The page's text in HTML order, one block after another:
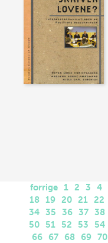
forrige 1 2 3 4
18 19 20 21 22
34 35 36 37 38
50
51 52 53 54
66
67 68 69 70